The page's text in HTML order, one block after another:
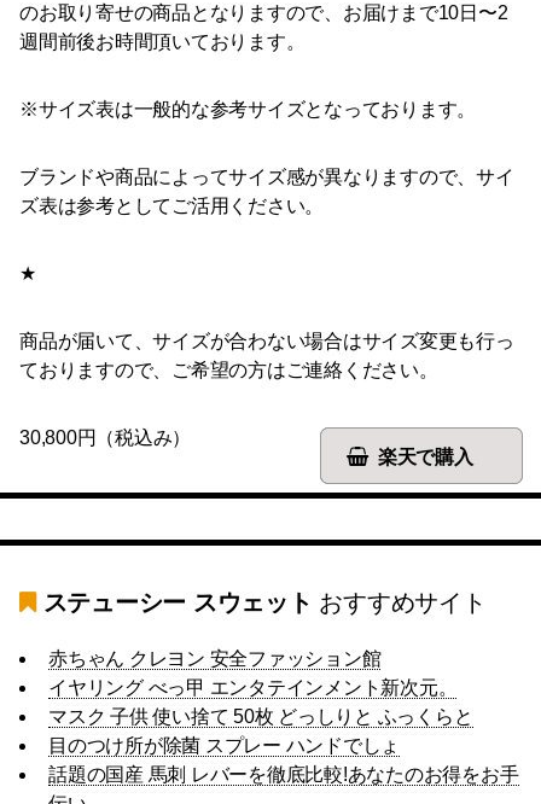
のお取り寄せの商品となりますので、お届けまで10日〜2
週間前後お時間頂いております。
※サイズ表は一般的な参考サイズとなっております。
ブランドや商品によってサイズ感が異なりますので、サイ
ズ表は参考としてご活用ください。
★
商品が届いて、サイズが合わない場合はサイズ変更も行っ
ておりますので、ご希望の方はご連絡ください。
楽天で購入
30,800円（税込み）
ステューシー スウェット おすすめサイト
赤ちゃん クレヨン 安全ファッション館
イヤリング べっ甲 エンタテインメント新次元。
マスク 子供 使い捨て 50枚 どっしりと ふっくらと
目のつけ所が除菌 スプレー ハンドでしょ
話題の国産 馬刺 レバーを徹底比較!あなたのお得をお手